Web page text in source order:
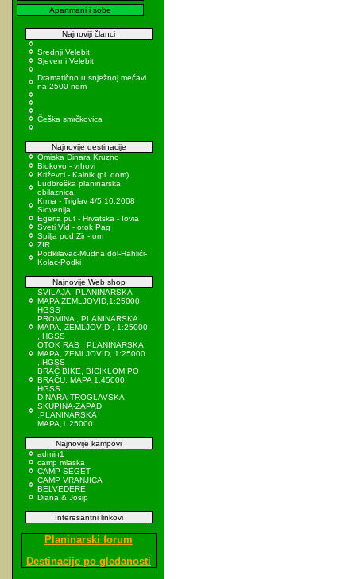
Apartmani i sobe
Najnoviji članci
Srednji Velebit
Sjeverni Velebit
Dramatično u snježnoj mećavi
na 2500 ndm
Češka smrčkovica
Najnovije destinacije
Omiska Dinara Kruzno
Biokovo - vrhovi
Križevci - Kalnik (pl. dom)
Ludbreška planinarska
obilaznica
Krma - Triglav 4/5.10.2008
Slovenija
Egeria put - Hrvatska - Iovia
Sveti Vid - otok Pag
Spilja pod Zir - om
ZIR
Podkilavac-Mudna dol-Hahlići-
Kolac-Podki
Najnovije Web shop
SVILAJA, PLANINARSKA
MAPA ZEMLJOVID,1:25000,
HGSS
PROMINA , PLANINARSKA
MAPA, ZEMLJOVID , 1:25000
, HGSS
OTOK RAB , PLANINARSKA
MAPA, ZEMLJOVID, 1:25000
, HGSS
BRAČ BIKE, BICIKLOM PO
BRAČU, MAPA 1:45000,
HGSS
DINARA-TROGLAVSKA
SKUPINA-ZAPAD
,PLANINARSKA
MAPA,1:25000
Najnovije kampovi
admin1
camp mlaska
CAMP SEGET
CAMP VRANJICA
BELVEDERE
Diana & Josip
Interesantni linkovi
Planinarski forum
Destinacije po gledanosti